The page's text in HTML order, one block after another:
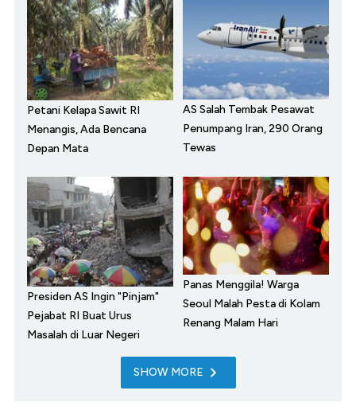
Petani Kelapa Sawit RI
Menangis, Ada Bencana
Depan Mata
AS Salah Tembak Pesawat
Penumpang Iran, 290 Orang
Tewas
Presiden AS Ingin "Pinjam"
Pejabat RI Buat Urus
Masalah di Luar Negeri
Panas Menggila! Warga
Seoul Malah Pesta di Kolam
Renang Malam Hari
SHOW MORE